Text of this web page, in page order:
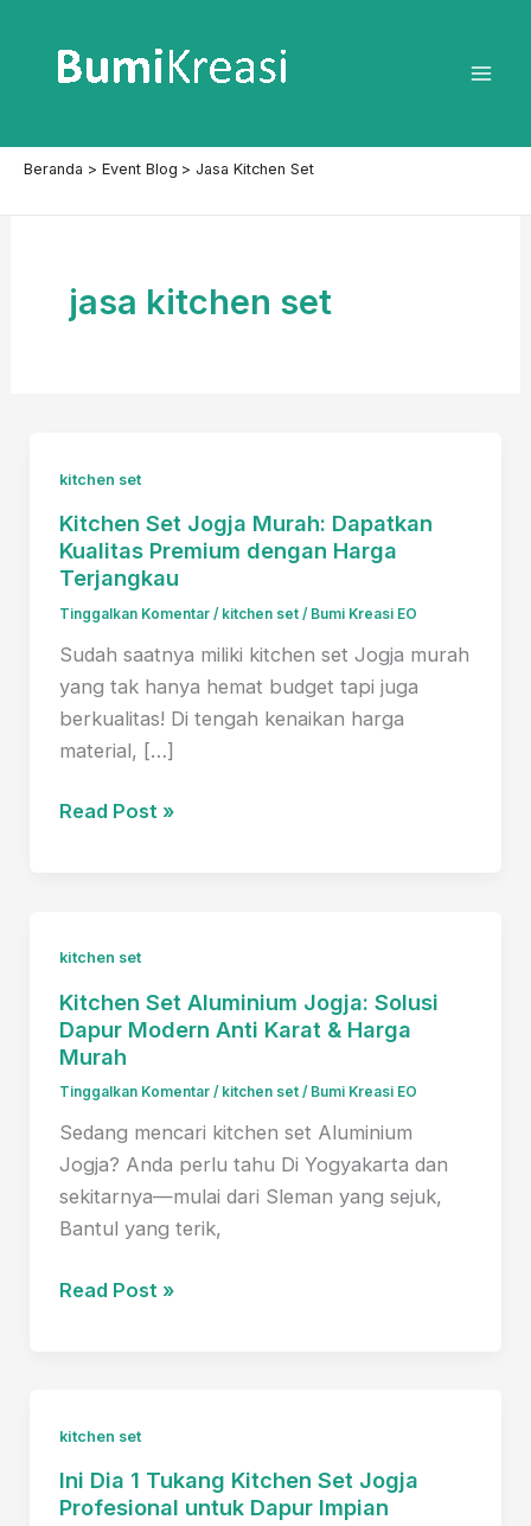
konten
Beranda Event Blog Jasa Kitchen Set
jasa kitchen set
kitchen set
Kitchen Set Jogja Murah: Dapatkan
Kualitas Premium dengan Harga
Terjangkau
Tinggalkan Komentar / kitchen set/ Bumi Kreasi EO
Sudah saatnya miliki kitchen set Jogja murah
yang tak hanya hemat budget tapi juga
berkualitas! Di tengah kenaikan harga
material, […]
Kitchen
Kualitas
Premium
dengan
Harga
Terjangkau
Read Post »
kitchen set
Kitchen Set Aluminium Jogja: Solusi
Dapur Modern Anti Karat & Harga
Murah
Tinggalkan Komentar / kitchen set/ Bumi Kreasi EO
Sedang mencari kitchen set Aluminium
Jogja? Anda perlu tahu Di Yogyakarta dan
sekitarnya—mulai dari Sleman yang sejuk,
Bantul yang terik,
Kitchen
Dapur
Modern
Anti
Read Post »
kitchen set
Ini Dia 1 Tukang Kitchen Set Jogja
Profesional untuk Dapur Impian